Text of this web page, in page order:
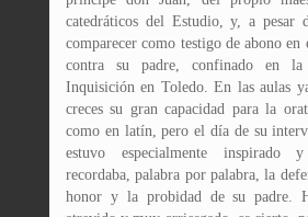
catedráticos del Estudio, y, a pesar
comparecer como testigo de abono en
contra su padre, confinado en
Inquisición en Toledo. En las aulas
creces su gran capacidad para la
como en latín, pero el día de su
estuvo especialmente inspirado
recordaba, palabra por palabra, la
honor y la probidad de su padre.